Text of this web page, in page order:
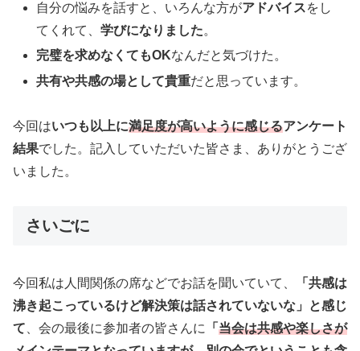
自分の悩みを話すと、いろんな方がアドバイスをし
てくれて、学びになりました。
完璧を求めなくてもOKなんだと気づけた。
共有や共感の場として貴重だと思っています。
今回はいつも以上に満足度が高いように感じるアンケート
結果でした。記入していただいた皆さま、ありがとうござ
いました。
さいごに
今回私は人間関係の席などでお話を聞いていて、
「共感は
沸き起こっているけど解決策は話されていないな」と感じ
て 、会の最後に参加者の皆さんに 「 当会は共感や楽しさが